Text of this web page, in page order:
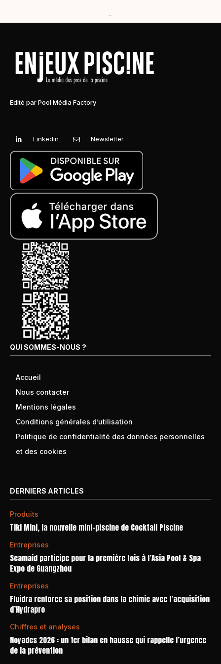
-
Edité par Pool Média Factory
Linkedin Newsletter
QUI SOMMES-NOUS ?
Accueil
Nous contacter
Mentions légales
Conditions générales d’utilisation
Politique de confidentialité des données personnelles
et des cookies
DERNIERS ARTICLES
Produits
Tiki Mini, la nouvelle mini-piscine de Cocktail Piscine
Entreprises
Seamaid participe pour la première fois à l’Asia Pool & Spa
Expo de Guangzhou
Entreprises
Fluidra renforce sa position dans la chimie avec l’acquisition
d’Hydrapro
Chiffres et analyses
Noyades 2026 : un 1er bilan en hausse qui rappelle l’urgence
de la prévention